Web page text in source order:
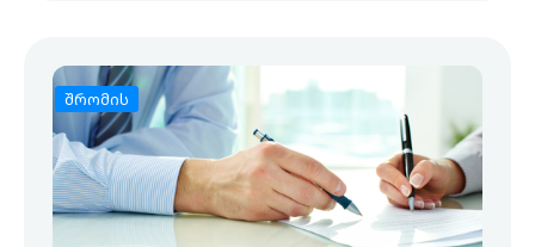
შრომის